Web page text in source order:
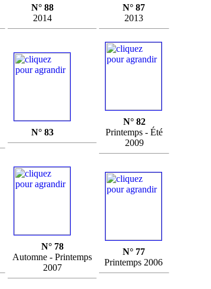
N° 88
2014
N° 87
2013
N° 83
N° 82
Printemps - Été
2009
N° 78
Automne - Printemps
2007
N° 77
Printemps 2006